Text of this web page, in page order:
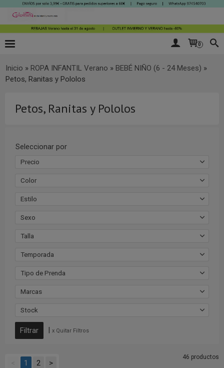
0
Inicio » ROPA INFANTIL Verano » BEBÉ NIÑO (6 - 24 Meses) »
Petos, Ranitas y Pololos
Petos, Ranitas y Pololos
Seleccionar por
Precio
Color
Estilo
Sexo
Talla
Temporada
Tipo de Prenda
Marcas
Stock
| x Quitar Filtros
1 2 >
46 productos